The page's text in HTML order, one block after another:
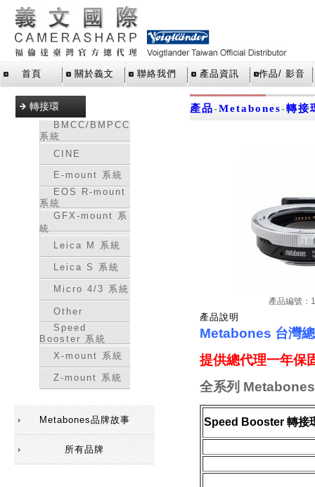
首頁 關於義文 聯絡我們 產品資訊 作品/ 影音
轉接環
BMCC/BMPCC
系統
CINE
E-mount 系統
EOS R-mount
系統
GFX-mount 系
統
Leica M 系統
Leica S 系統
Micro 4/3 系統
Other
Speed
Booster 系統
X-mount 系統
Z-mount 系統
Metabones品牌故事
所有品牌
產品-Metabones-轉接
產品編號：
產品說明
Metabones 台灣
提供總代理一年保
全系列
Speed Booster 轉接